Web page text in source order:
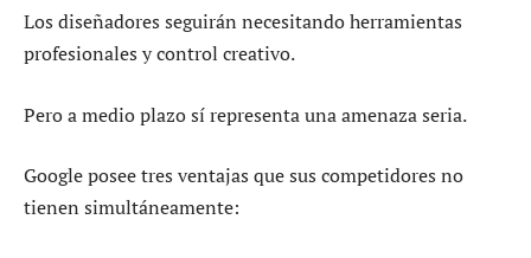
Los diseñadores seguirán necesitando herramientas
profesionales y control creativo.
Pero a medio plazo sí representa una amenaza seria.
Google posee tres ventajas que sus competidores no
tienen simultáneamente: